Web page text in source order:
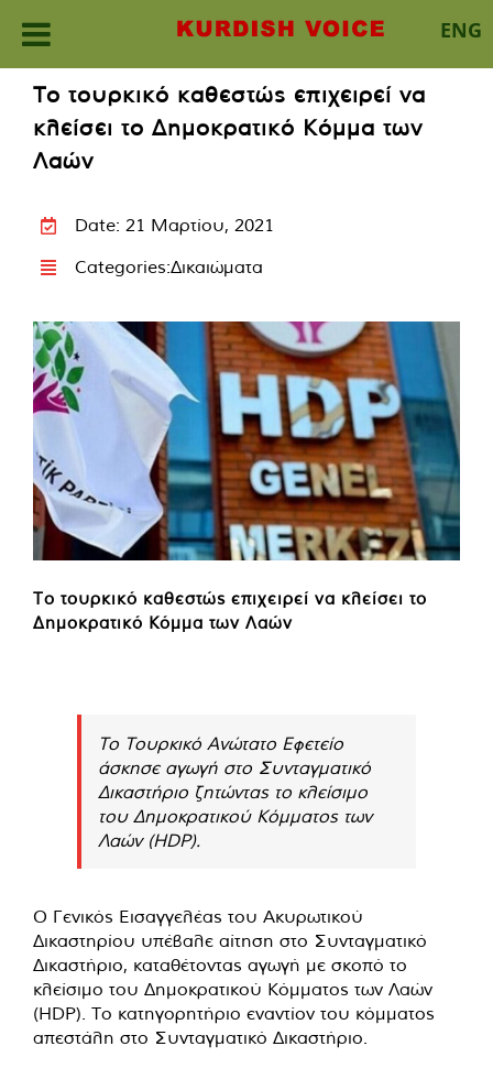
ENG
content
Το τουρκικό καθεστώς επιχειρεί να
κλείσει το Δημοκρατικό Κόμμα των
Λαών
Date: 21 Μαρτίου, 2021
Categories:Δικαιώματα
Το τουρκικό καθεστώς επιχειρεί να κλείσει το
Δημοκρατικό Κόμμα των Λαών
Το Τουρκικό Ανώτατο Εφετείο
άσκησε αγωγή στο Συνταγματικό
Δικαστήριο ζητώντας το κλείσιμο
του Δημοκρατικού Κόμματος των
Λαών (HDP).
Ο Γενικός Εισαγγελέας του Ακυρωτικού
Δικαστηρίου υπέβαλε αίτηση στο Συνταγματικό
Δικαστήριο, καταθέτοντας αγωγή με σκοπό το
κλείσιμο του Δημοκρατικού Κόμματος των Λαών
(HDP). Το κατηγορητήριο εναντίον του κόμματος
απεστάλη στο Συνταγματικό Δικαστήριο.